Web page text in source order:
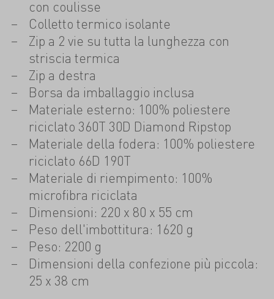
con coulisse
Colletto termico isolante
Zip a 2 vie su tutta la lunghezza con
striscia termica
Zip a destra
Borsa da imballaggio inclusa
Materiale esterno: 100% poliestere
riciclato 360T 30D Diamond Ripstop
Materiale della fodera: 100% poliestere
riciclato 66D 190T
Materiale di riempimento: 100%
microfibra riciclata
Dimensioni: 220 x 80 x 55 cm
Peso dell'imbottitura: 1620 g
Peso: 2200 g
Dimensioni della confezione più piccola:
25 x 38 cm